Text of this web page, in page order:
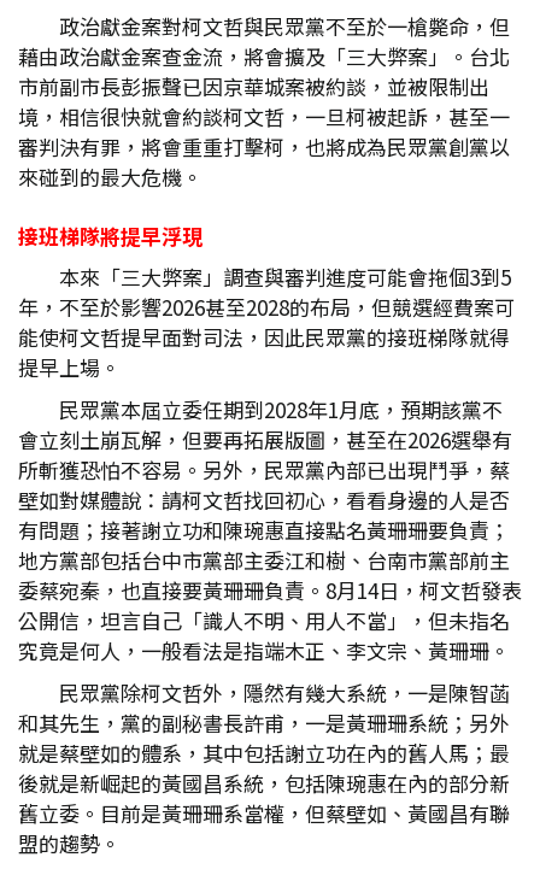
政治獻金案對柯文哲與民眾黨不至於一槍斃命，但
藉由政治獻金案查金流，將會擴及「三大弊案」。台北
市前副市長彭振聲已因京華城案被約談，並被限制出
境，相信很快就會約談柯文哲，一旦柯被起訴，甚至一
審判決有罪，將會重重打擊柯，也將成為民眾黨創黨以
來碰到的最大危機。
接班梯隊將提早浮現
本來「三大弊案」調查與審判進度可能會拖個3到5
年，不至於影響2026甚至2028的布局，但競選經費案可
能使柯文哲提早面對司法，因此民眾黨的接班梯隊就得
提早上場。
民眾黨本屆立委任期到2028年1月底，預期該黨不
會立刻土崩瓦解，但要再拓展版圖，甚至在2026選舉有
所斬獲恐怕不容易。另外，民眾黨內部已出現鬥爭，蔡
壁如對媒體說：請柯文哲找回初心，看看身邊的人是否
有問題；接著謝立功和陳琬惠直接點名黃珊珊要負責；
地方黨部包括台中市黨部主委江和樹、台南市黨部前主
委蔡宛秦，也直接要黃珊珊負責。8月14日，柯文哲發表
公開信，坦言自己「識人不明、用人不當」，但未指名
究竟是何人，一般看法是指端木正、李文宗、黃珊珊。
民眾黨除柯文哲外，隱然有幾大系統，一是陳智菡
和其先生，黨的副秘書長許甫，一是黃珊珊系統；另外
就是蔡壁如的體系，其中包括謝立功在內的舊人馬；最
後就是新崛起的黃國昌系統，包括陳琬惠在內的部分新
舊立委。目前是黃珊珊系當權，但蔡壁如、黃國昌有聯
盟的趨勢。